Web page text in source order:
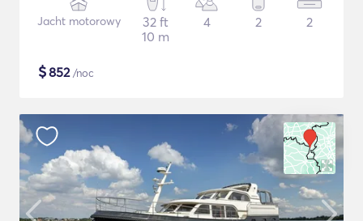
Jacht motorowy
32 ft
10 m
4 2 2
$852/noc